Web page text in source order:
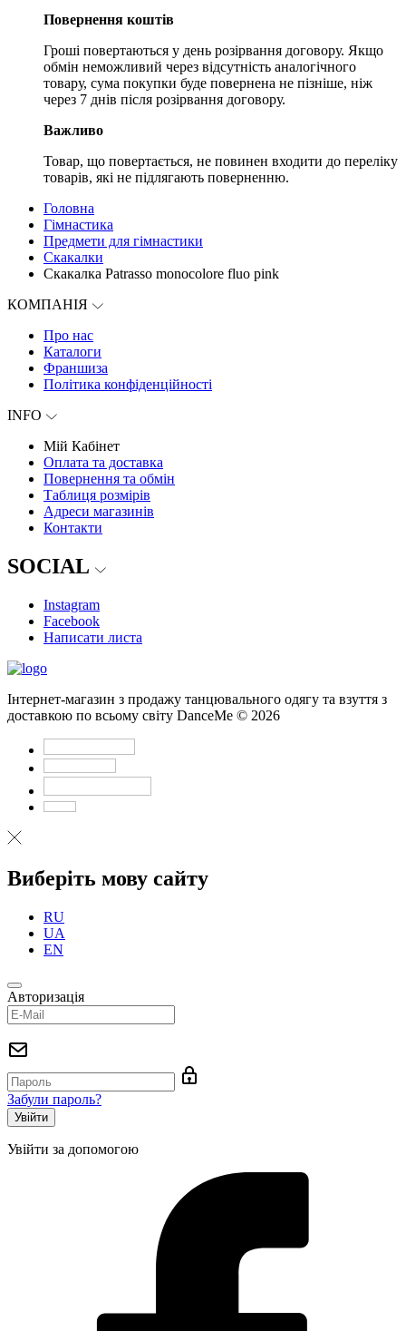
Повернення коштів
Гроші повертаються у день розірвання договору. Якщо
обмін неможливий через відсутність аналогічного
товару, сума покупки буде повернена не пізніше, ніж
через 7 днів після розірвання договору.
Важливо
Товар, що повертається, не повинен входити до переліку
товарів, які не підлягають поверненню.
Головна
Гімнастика
Предмети для гімнастики
Скакалки
Скакалка Patrasso monocolore fluo pink
КОМПАНІЯ
Про нас
Каталоги
Франшиза
Політика конфіденційності
INFO
Мій Кабінет
Оплата та доставка
Повернення та обмін
Таблиця розмірів
Адреси магазинів
Контакти
SOCIAL
Instagram
Facebook
Написати листа
Інтернет-магазин з продажу танцювального одягу та взуття з
доставкою по всьому світу DanceMe © 2026
Виберіть мову сайту
RU
UA
EN
Авторизація
Забули пароль?
Увійти за допомогою